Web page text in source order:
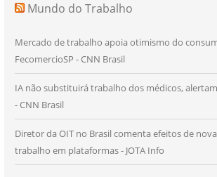
Mundo do Trabalho
Mercado de trabalho apoia otimismo do
FecomercioSP - CNN Brasil
IA não substituirá trabalho dos médicos,
- CNN Brasil
Diretor da OIT no Brasil comenta efeitos de
trabalho em plataformas - JOTA Info